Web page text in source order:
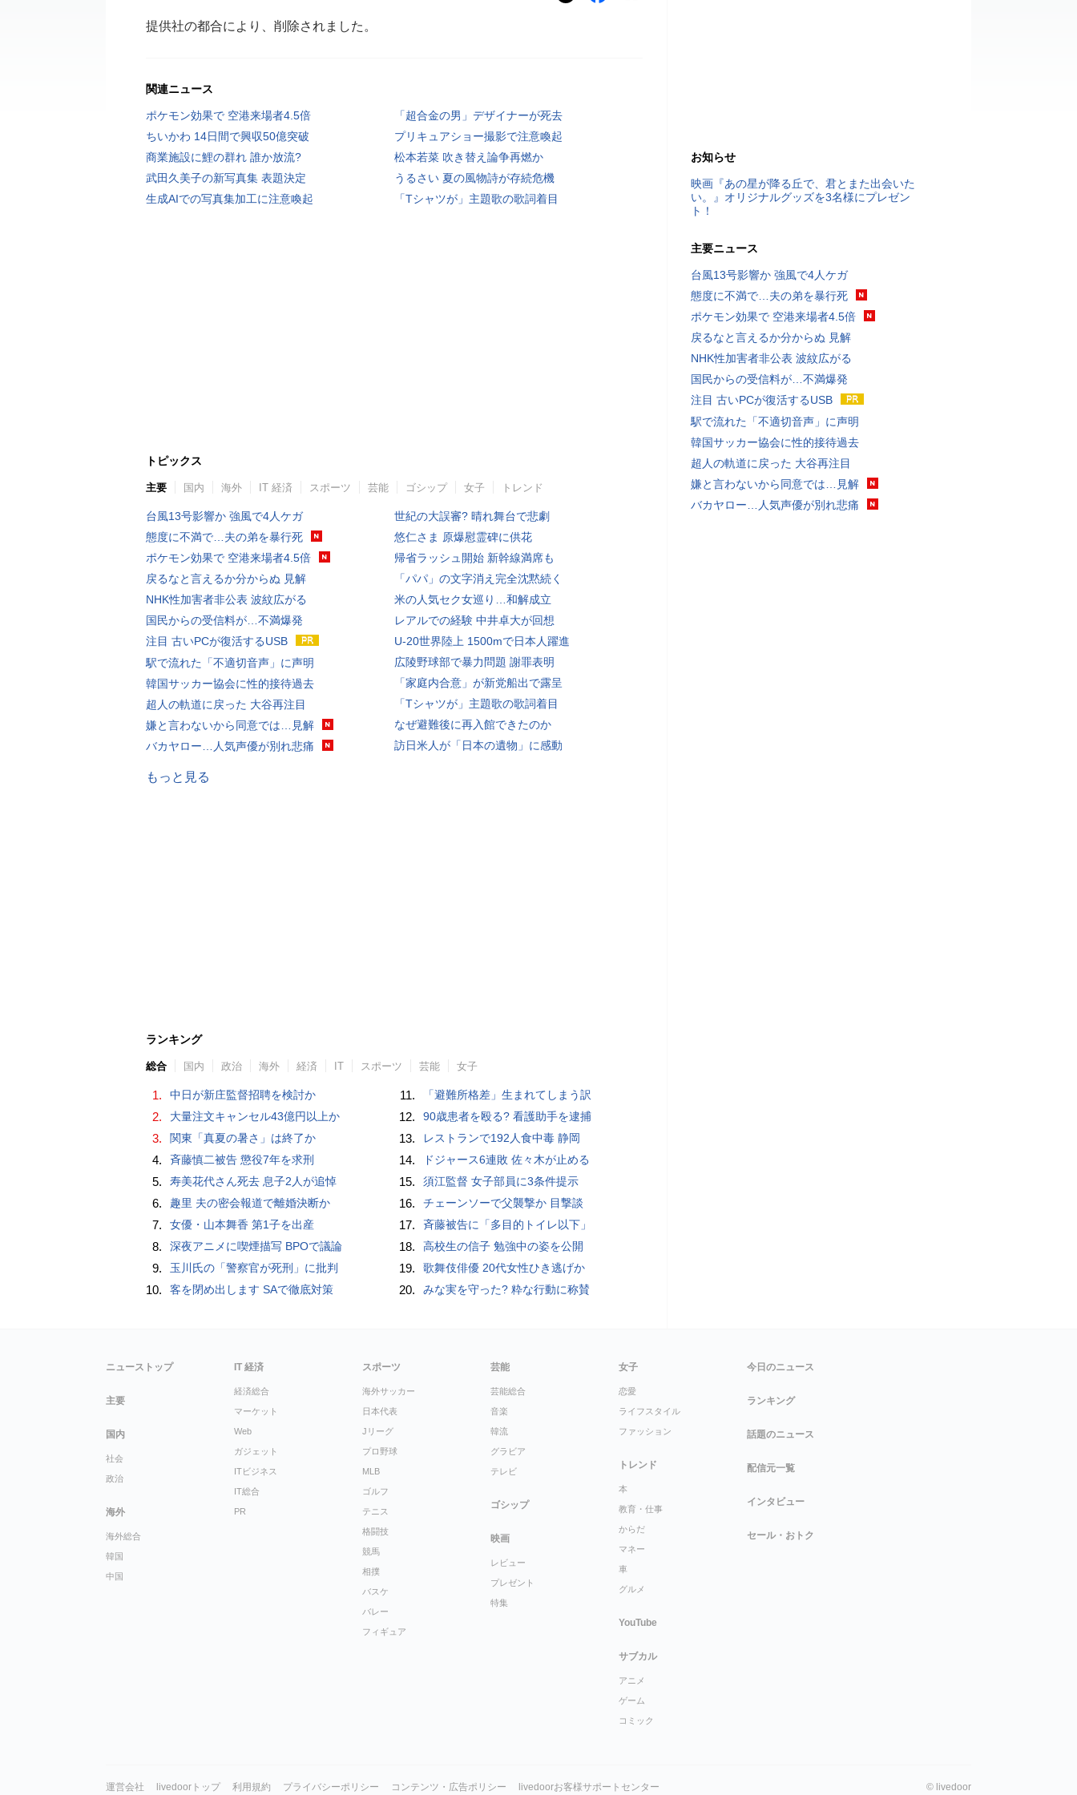
提供社の都合により、削除されました。
関連ニュース
ポケモン効果で 空港来場者4.5倍
「超合金の男」デザイナーが死去
ちいかわ 14日間で興収50億突破
プリキュアショー撮影で注意喚起
商業施設に鯉の群れ 誰か放流?
松本若菜 吹き替え論争再燃か
武田久美子の新写真集 表題決定
うるさい 夏の風物詩が存続危機
生成AIでの写真集加工に注意喚起
「Tシャツが」主題歌の歌詞着目
トピックス
主要 国内 海外 IT 経済 スポーツ 芸能 ゴシップ 女子 トレンド
台風13号影響か 強風で4人ケガ
態度に不満で…夫の弟を暴行死
ポケモン効果で 空港来場者4.5倍
戻るなと言えるか分からぬ 見解
NHK性加害者非公表 波紋広がる
国民からの受信料が…不満爆発
注目 古いPCが復活するUSB
駅で流れた「不適切音声」に声明
韓国サッカー協会に性的接待過去
超人の軌道に戻った 大谷再注目
嫌と言わないから同意では…見解
バカヤロー…人気声優が別れ悲痛
世紀の大誤審? 晴れ舞台で悲劇
悠仁さま 原爆慰霊碑に供花
帰省ラッシュ開始 新幹線満席も
「パパ」の文字消え完全沈黙続く
米の人気セク女巡り…和解成立
レアルでの経験 中井卓大が回想
U-20世界陸上 1500mで日本人躍進
広陵野球部で暴力問題 謝罪表明
「家庭内合意」が新党船出で露呈
「Tシャツが」主題歌の歌詞着目
なぜ避難後に再入館できたのか
訪日米人が「日本の遺物」に感動
もっと見る
ランキング
総合 国内 政治 海外 経済 IT スポーツ 芸能 女子
1. 中日が新庄監督招聘を検討か
2. 大量注文キャンセル43億円以上か
3. 関東「真夏の暑さ」は終了か
4. 斉藤慎二被告 懲役7年を求刑
5. 寿美花代さん死去 息子2人が追悼
6. 趣里 夫の密会報道で離婚決断か
7. 女優・山本舞香 第1子を出産
8. 深夜アニメに喫煙描写 BPOで議論
9. 玉川氏の「警察官が死刑」に批判
10. 客を閉め出します SAで徹底対策
11. 「避難所格差」生まれてしまう訳
12. 90歳患者を殴る? 看護助手を逮捕
13. レストランで192人食中毒 静岡
14. ドジャース6連敗 佐々木が止める
15. 須江監督 女子部員に3条件提示
16. チェーンソーで父襲撃か 目撃談
17. 斉藤被告に「多目的トイレ以下」
18. 高校生の信子 勉強中の姿を公開
19. 歌舞伎俳優 20代女性ひき逃げか
20. みな実を守った? 粋な行動に称賛
お知らせ
映画『あの星が降る丘で、君とまた出会いた
い。』オリジナルグッズを3名様にプレゼン
ト！
主要ニュース
台風13号影響か 強風で4人ケガ
態度に不満で…夫の弟を暴行死
ポケモン効果で 空港来場者4.5倍
戻るなと言えるか分からぬ 見解
NHK性加害者非公表 波紋広がる
国民からの受信料が…不満爆発
注目 古いPCが復活するUSB
駅で流れた「不適切音声」に声明
韓国サッカー協会に性的接待過去
超人の軌道に戻った 大谷再注目
嫌と言わないから同意では…見解
バカヤロー…人気声優が別れ悲痛
ニューストップ
主要
国内
社会
政治
海外
海外総合
韓国
中国
IT 経済
経済総合
マーケット
Web
ガジェット
ITビジネス
IT総合
PR
スポーツ
海外サッカー
日本代表
Jリーグ
プロ野球
MLB
ゴルフ
テニス
格闘技
競馬
相撲
バスケ
バレー
フィギュア
芸能
芸能総合
音楽
韓流
グラビア
テレビ
ゴシップ
映画
レビュー
プレゼント
特集
女子
恋愛
ライフスタイル
ファッション
トレンド
本
教育・仕事
からだ
マネー
車
グルメ
YouTube
サブカル
アニメ
ゲーム
コミック
今日のニュース
ランキング
話題のニュース
配信元一覧
インタビュー
セール・おトク
運営会社 livedoorトップ 利用規約 プライバシーポリシー コンテンツ・広告ポリシー livedoorお客様サポートセンター © livedoor